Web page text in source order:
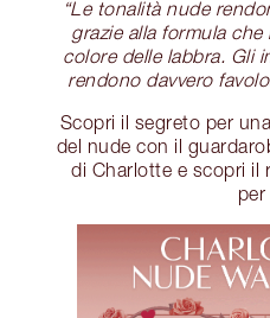
“Le tonalità nude
grazie alla formula
colore delle labbra. Gli
rendono davvero
Scopri il segreto per
del nude con il
di Charlotte e scopri il
per